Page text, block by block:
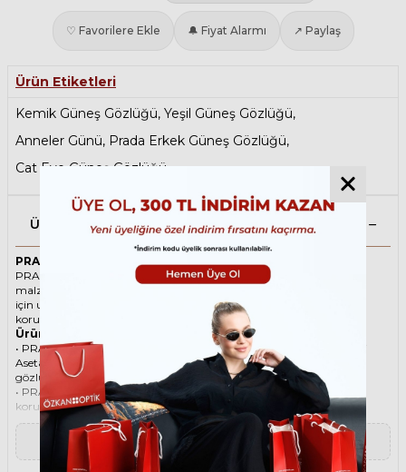
♡ Favorilere Ekle 🔔 Fiyat Alarmı ↗ Paylaş
Ürün Etiketleri
Kemik Güneş Gözlüğü, Yeşil Güneş Gözlüğü,
Anneler Günü, Prada Erkek Güneş Gözlüğü,
Cat Eye Güneş Gözlüğü
Ürün Açıklaması
PRADA 26ZS 14R20E 55 Yeşil Kadın Güneş Gözlüğü
PRADA ikonik Cat Eye Asetat güneş gözlüğü, tarzı ve kaliteli
malzemesi ile göz alıcı bir aksesuar. Hem erkekler hem de kadınlar
için uygun olan bu güneş gözlüğü, güneşin zararlı ışınlarından
korunmanızı sağlarken, stilinizi de yansıtır.
Ürün Faydaları
• PRADA 26ZS 14R20E 55 Yeşil Kadın güneş gözlüğü, yüksek kaliteli
Asetat çerçeveye ve Organik lense sahiptir. Bu malzemeler, güneş
gözlüğünüzün uzun ömürlü, dayanıklı ve konforlu olmasını sağlar.
• PRADA 26ZS 14R20E 55 Kadın Yeşil güneş gözlüğü, %100 UV
koruması sunar. Bu sayede, gözlerinizi güneşin zararlı ışınlarından
korur ve göz sağlığınızı korur. Yeşil cam rengi, ışığı dengeli bir şekilde
filtreler ve her ortamda rahat bir görüş sağlar.
Paket İçeriği
• PRADA 26ZS 14R20E 55 Yeşil Kadın Güneş Gözlüğü
▼ Devamını Oku